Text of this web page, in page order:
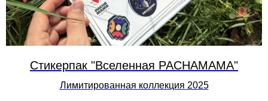
Стикерпак "Вселенная PACHAMAMA"
Лимитированная коллекция 2025